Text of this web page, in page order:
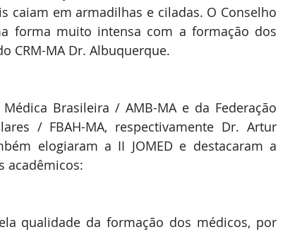
caiam em armadilhas e ciladas. O Conselho
forma muito intensa com a formação dos
CRM-MA Dr. Albuquerque.
Brasileira / AMB-MA e da Federação
/ FBAH-MA, respectivamente Dr. Artur
elogiaram a II JOMED e destacaram a
acadêmicos:
qualidade da formação dos médicos, por